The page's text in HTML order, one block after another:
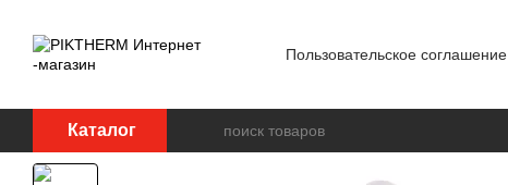
Пользовательское соглашение
Каталог